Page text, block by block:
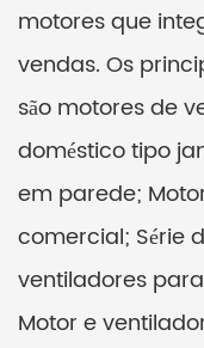
motores que
vendas. Os
são motores de
doméstico tipo
em parede;
comercial; Série
ventiladores
Motor e